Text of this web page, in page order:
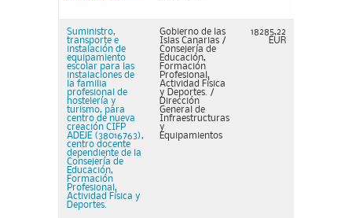
Suministro,
transporte e
instalación de
equipamiento
escolar para las
instalaciones de
la familia
profesional de
hostelería y
turismo, para
centro de nueva
creación CIFP
ADEJE (38016763),
centro docente
dependiente de la
Consejería de
Educación,
Formación
Profesional,
Actividad Física y
Deportes.
Gobierno de las
Islas Canarias /
Consejería de
Educación,
Formación
Profesional,
Actividad Física
y Deportes. /
Dirección
General de
Infraestructuras
y
Equipamientos
18285,22
EUR